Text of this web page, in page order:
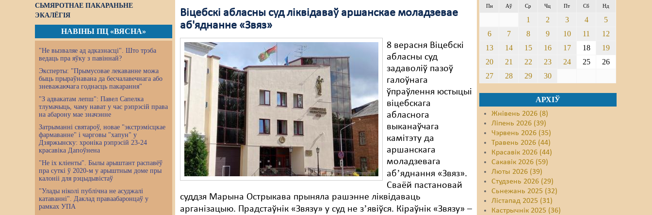
СЬМЯРОТНАЕ ПАКАРАНЬНЕ
ЭКАЛЁГІЯ
НАВІНЫ ПЦ «ВЯСНА»
"Не вызваляе ад адказнасці". Што трэба
ведаць пра яўку з павіннай?
Эксперты: "Прымусовае лекаванне можа
быць прыраўнавана да бесчалавечнага або
зневажаючага годнасць пакарання"
"З адвакатам лепш": Павел Сапелка
тлумачыць, чаму нават у час рэпрэсій права
на абарону мае значэнне
Затрыманні святароў, новае "экстрэмісцкае
фармаванне" і чарговы "хапун" у
Дзяржынску: хроніка рэпрэсій 23-24
красавіка Дапоўнена
"Не іх кліенты". Былы арыштант распавёў
пра суткі ў 2020-м у арыштным доме пры
калоніі для рэцыдывістаў
"Улады ніколі публічна не асуджалі
катаванні". Даклад праваабаронцаў у
рамках УПА
Віцебскі абласны суд ліквідаваў аршанскае моладзевае
аб'яднанне «Звяз»
8 верасня Віцебскі
абласны суд
задаволіў пазоў
галоўнага
ўпраўлення юстыцыі
віцебскага
абласнога
выканаўчага
камітэту да
аршанскага
моладзевага
абʼяднання «Звяз».
Сваёй пастановай
суддзя Марына Острыкава прыняла рашэнне ліквідаваць
арганізацыю. Прадстаўнік «Звязу» у суд не зʼявіўся. Кіраўнік «Звязу» –
Пн Аў Ср Чц Пт Сб Нд
1 2 3 4
5
6
7 8 9 10 11
12
13
14 15 16 17 18
19
20
21 22 23 24 25
26
27
28 29 30
АРХІЎ
Жнівень 2026 (8)
Ліпень 2026 (39)
Чэрвень 2026 (35)
Травень 2026 (44)
Красавік 2026 (44)
Сакавік 2026 (59)
Люты 2026 (39)
Студзень 2026 (29)
Сьнежань 2025 (32)
Лістапад 2025 (31)
Кастрычнік 2025 (36)